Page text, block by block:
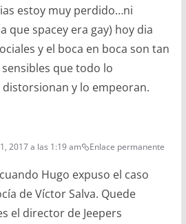
estoy muy perdido…ni
que spacey era gay) hoy dia
y el boca en boca son tan
que todo lo
y lo empeoran.
2017 a las 1:19 am Enlace permanente
Hugo expuso el caso
de Víctor Salva. Quede
el director de Jeepers